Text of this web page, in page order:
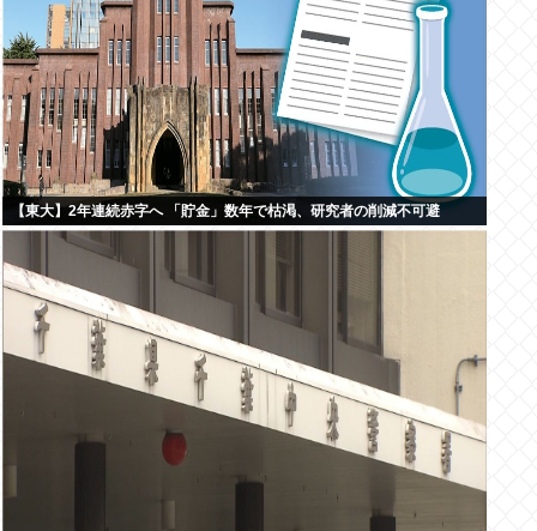
【東大】2年連続赤字へ 「貯金」数年で枯渇、研究者の削減不可避